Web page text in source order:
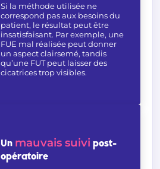
Si la méthode utilisée ne
correspond pas aux besoins du
patient, le résultat peut être
insatisfaisant. Par exemple, une
FUE mal réalisée peut donner
un aspect clairsemé, tandis
qu’une FUT peut laisser des
cicatrices trop visibles.
Un mauvais suivi post-
opératoire